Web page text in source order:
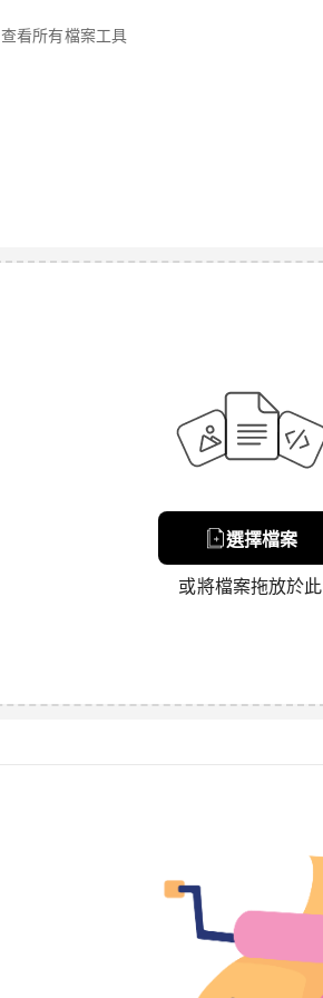
查看所有檔案工具
選擇檔案
或將檔案拖放於此